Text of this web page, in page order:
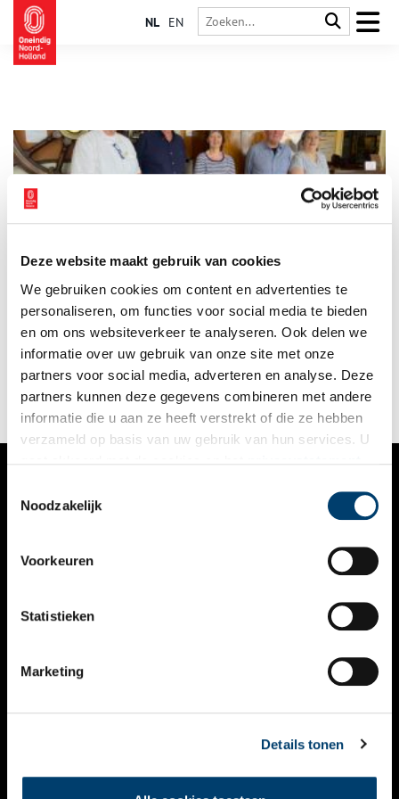
Deze website maakt gebruik van cookies
We gebruiken cookies om content en advertenties te
personaliseren, om functies voor social media te bieden
en om ons websiteverkeer te analyseren. Ook delen we
informatie over uw gebruik van onze site met onze
partners voor social media, adverteren en analyse. Deze
partners kunnen deze gegevens combineren met andere
informatie die u aan ze heeft verstrekt of die ze hebben
verzameld op basis van uw gebruik van hun services. U
Noodzakelijk
Voorkeuren
Statistieken
Marketing
Details tonen
NL EN
De Historische Kring Velsen organiseert elk jaar negen
lezingen, heeft een website, een beeldbank en een
Facebookpagina die regelmatig ververst wordt. De lezingen
worden altijd druk bezocht, maar actieve vrijwilligers kunnen
ze nog wel gebruiken. Wij spraken met een aantal van deze
vrijwilligers over het jaarboek, het ‘eerste stenen project’ en de
geschiedenis van het gebied rondom het Noordzeekanaal.
VERHALEN
KALENDER
THEMA’S
VIDEO’S
CONTACT